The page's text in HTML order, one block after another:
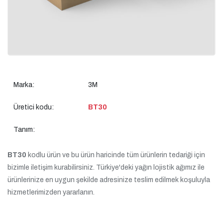
Marka: 3M
Üretici kodu: BT30
Tanım:
BT30 kodlu ürün ve bu ürün haricinde tüm ürünlerin tedariği için
bizimle iletişim kurabilirsiniz. Türkiye'deki yağın lojistik ağımız ile
ürünlerinize en uygun şekilde adresinize teslim edilmek koşuluyla
hizmetlerimizden yararlanın.